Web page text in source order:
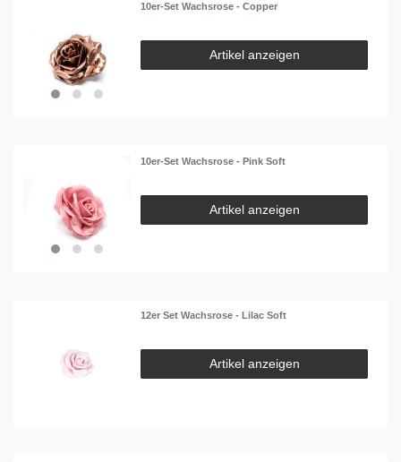
10er-Set Wachsrose - Copper
Artikel anzeigen
10er-Set Wachsrose - Pink Soft
Artikel anzeigen
12er Set Wachsrose - Lilac Soft
Artikel anzeigen